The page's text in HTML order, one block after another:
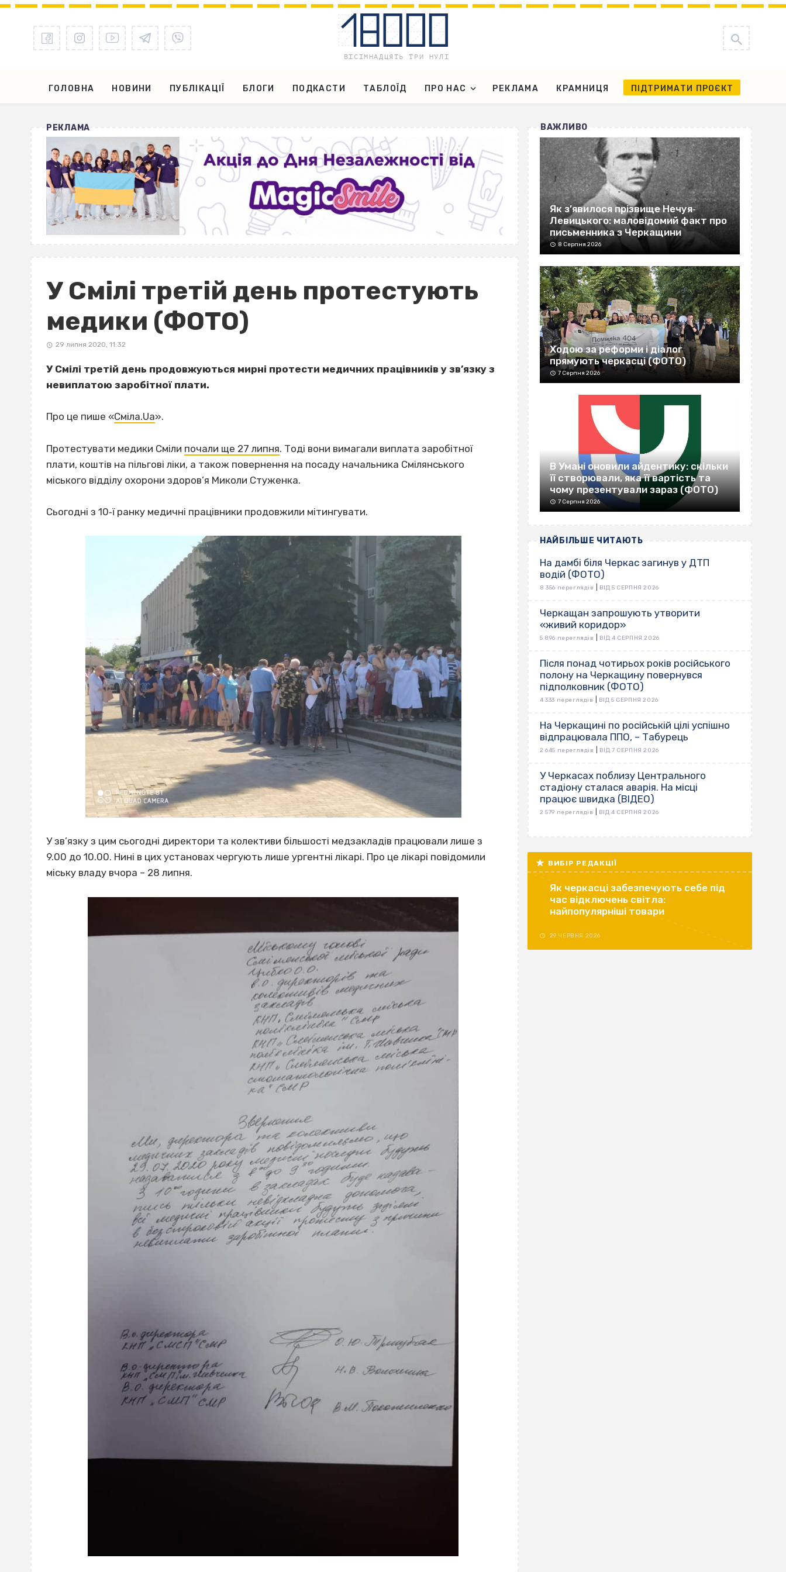
ГОЛОВНА НОВИНИ ПУБЛІКАЦІЇ БЛОГИ ПОДКАСТИ ТАБЛОЇД ПРО НАС РЕКЛАМА КРАМНИЦЯ ПІДТРИМАТИ ПРОЄКТ
РЕКЛАМА
У Смілі третій день протестують
медики (ФОТО)
29 липня 2020, 11:32
У Смілі третій день продовжуються мирні протести медичних працівників у зв’язку з
невиплатою заробітної плати.
Про це пише «Сміла.Ua».
Протестувати медики Сміли почали ще 27 липня. Тоді вони вимагали виплата заробітної
плати, коштів на пільгові ліки, а також повернення на посаду начальника Смілянського
міського відділу охорони здоров’я Миколи Стуженка.
Сьогодні з 10‐ї ранку медичні працівники продовжили мітингувати.
У зв’язку з цим сьогодні директори та колективи більшості медзакладів працювали лише з
9.00 до 10.00. Нині в цих установах чергують лише ургентні лікарі. Про це лікарі повідомили
міську владу вчора – 28 липня.
ВАЖЛИВО
Як з’явилося прізвище Нечуя‐
Левицького: маловідомий факт про
письменника з Черкащини
8 Серпня 2026
Ходою за реформи і діалог
прямують черкасці (ФОТО)
7 Серпня 2026
В Умані оновили айдентику: скільки
її створювали, яка її вартість та
чому презентували зараз (ФОТО)
7 Серпня 2026
НАЙБІЛЬШЕ ЧИТАЮТЬ
На дамбі біля Черкас загинув у ДТП
водій (ФОТО)
8 356 переглядів ВІД 5 СЕРПНЯ 2026
Черкащан запрошують утворити
«живий коридор»
5 896 переглядів ВІД 4 СЕРПНЯ 2026
Після понад чотирьох років російського
полону на Черкащину повернувся
підполковник (ФОТО)
4 333 переглядів ВІД 5 СЕРПНЯ 2026
На Черкащині по російській цілі успішно
відпрацювала ППО, – Табурець
2 645 переглядів ВІД 7 СЕРПНЯ 2026
У Черкасах поблизу Центрального
стадіону сталася аварія. На місці
працює швидка (ВІДЕО)
2 579 переглядів ВІД 4 СЕРПНЯ 2026
ВИБІР РЕДАКЦІЇ
Як черкасці забезпечують себе під
час відключень світла:
найпопулярніші товари
29 ЧЕРВНЯ 2026